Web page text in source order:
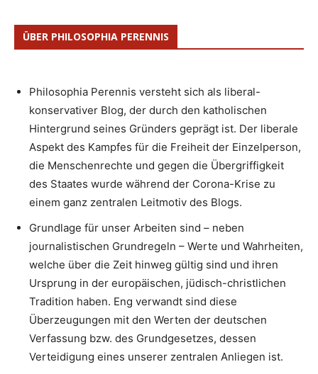
ÜBER PHILOSOPHIA PERENNIS
Philosophia Perennis versteht sich als liberal-
konservativer Blog, der durch den katholischen
Hintergrund seines Gründers geprägt ist. Der liberale
Aspekt des Kampfes für die Freiheit der Einzelperson,
die Menschenrechte und gegen die Übergriffigkeit
des Staates wurde während der Corona-Krise zu
einem ganz zentralen Leitmotiv des Blogs.
Grundlage für unser Arbeiten sind – neben
journalistischen Grundregeln – Werte und Wahrheiten,
welche über die Zeit hinweg gültig sind und ihren
Ursprung in der europäischen, jüdisch-christlichen
Tradition haben. Eng verwandt sind diese
Überzeugungen mit den Werten der deutschen
Verfassung bzw. des Grundgesetzes, dessen
Verteidigung eines unserer zentralen Anliegen ist.